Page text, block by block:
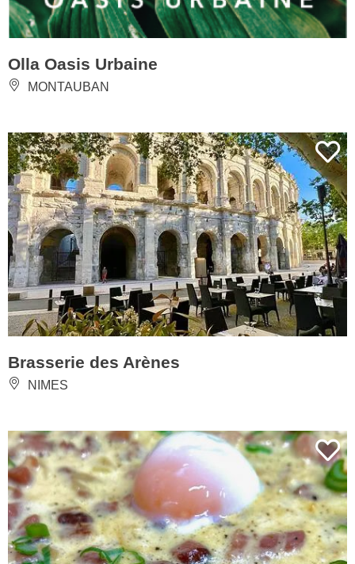
Olla Oasis Urbaine
MONTAUBAN
Brasserie des Arènes
NIMES